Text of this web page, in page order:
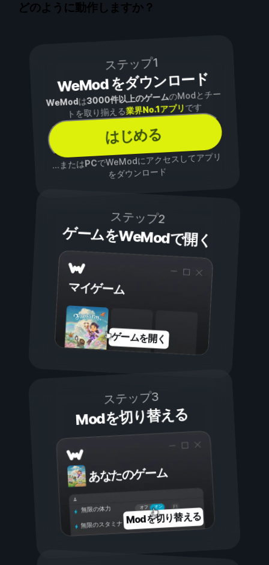
どのように動作しますか？
ステップ1
WeMod をダウンロード
WeModは3000件以上のゲームのModとチー
トを取り揃える業界No.1アプリです
はじめる
...またはPCでWeModにアクセスしてアプリ
をダウンロード
ステップ2
ゲームをWeModで開く
マイゲーム
ゲームを開く
ステップ3
Modを切り替える
あなたのゲーム
オン
オフ
無限の体力
無限のスタミナ Modを切り替える